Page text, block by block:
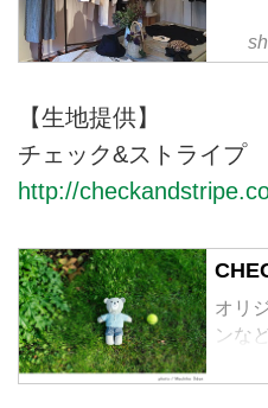
【生地提供】
チェック&ストライプ
http://
オリ
ンな
ター